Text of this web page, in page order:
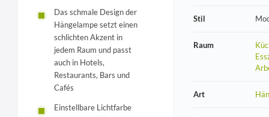
Das schmale Design der
Hängelampe setzt einen
schlichten Akzent in
jedem Raum und passt
auch in Hotels,
Restaurants, Bars und
Cafés
Einstellbare Lichtfarbe
Stil
Raum
Art